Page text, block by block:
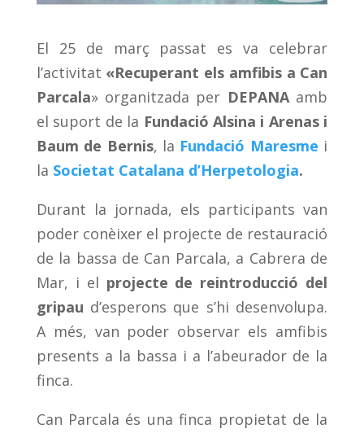
El 25 de març passat es va celebrar
l’activitat «Recuperant els amfibis a Can
Parcala» organitzada per DEPANAamb
el suport de la Fundació Alsina i Arenas i
Baum de Bernis, la Fundació Maresme i
la Societat Catalana d’Herpetologia.
Durant la jornada, els participants van
poder conèixer el projecte de restauració
de la bassa de Can Parcala, a Cabrera de
Mar, i el projecte de reintroducció del
gripau d’esperons que s’hi desenvolupa.
A més, van poder observar els amfibis
presents a la bassa i a l’abeurador de la
finca.
Can Parcala és una finca propietat de la